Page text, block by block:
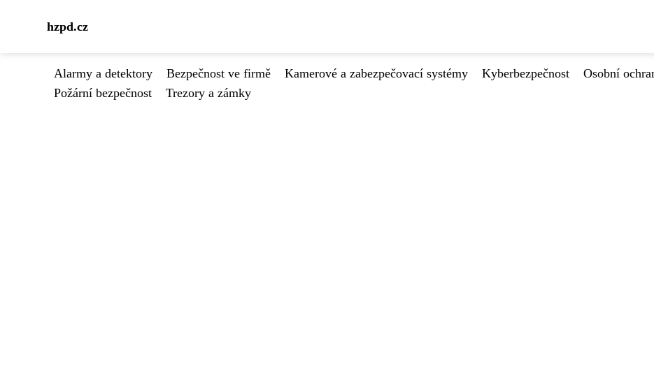
hzpd.cz
Alarmy a detektory Bezpečnost ve firmě Kamerové a zabezpečovací systémy Kyberbezpečnost Osobní
Požární bezpečnost
Trezory a zámky